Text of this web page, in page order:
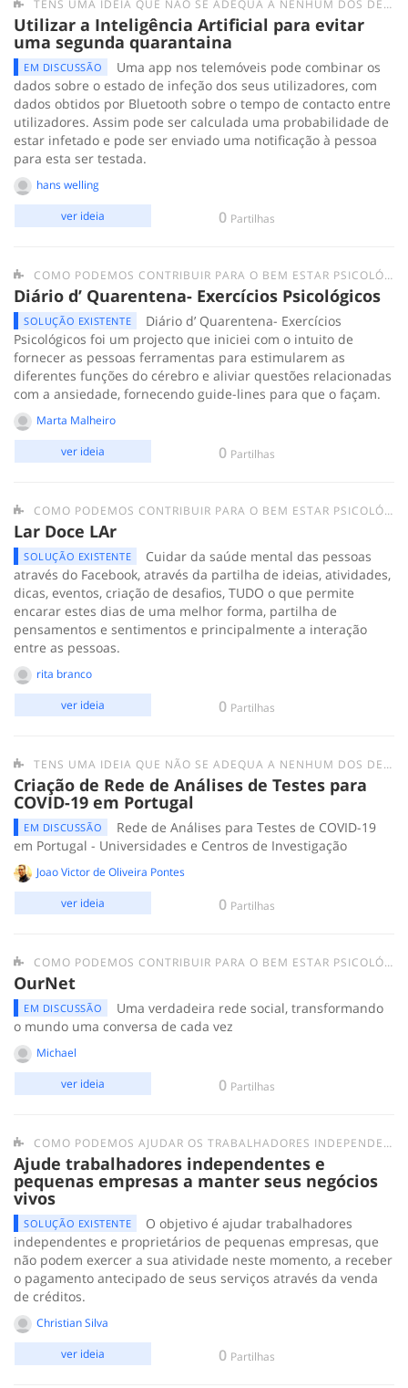
TENS UMA IDEIA QUE NÃO SE ADEQUA A NENHUM DOS DESAFIOS ANTERIORES? SUBMETE-A AQUI.
Utilizar a Inteligência Artificial para evitar
uma segunda quarantaina
EM DISCUSSÃO
Uma app nos telemóveis pode combinar os
dados sobre o estado de infeção dos seus utilizadores, com
dados obtidos por Bluetooth sobre o tempo de contacto entre
utilizadores. Assim pode ser calculada uma probabilidade de
estar infetado e pode ser enviado uma notificação à pessoa
para esta ser testada.
hans welling
0 Partilhas
ver ideia
COMO PODEMOS CONTRIBUIR PARA O BEM ESTAR PSICOLÓGICO DAS PESSOAS EM QUARENTENA?
Diário d’ Quarentena- Exercícios Psicológicos
SOLUÇÃO EXISTENTE
Diário d’ Quarentena- Exercícios
Psicológicos foi um projecto que iniciei com o intuito de
fornecer as pessoas ferramentas para estimularem as
diferentes funções do cérebro e aliviar questões relacionadas
com a ansiedade, fornecendo guide-lines para que o façam.
Marta Malheiro
0 Partilhas
ver ideia
COMO PODEMOS CONTRIBUIR PARA O BEM ESTAR PSICOLÓGICO DAS PESSOAS EM QUARENTENA?
Lar Doce LAr
SOLUÇÃO EXISTENTE
Cuidar da saúde mental das pessoas
através do Facebook, através da partilha de ideias, atividades,
dicas, eventos, criação de desafios, TUDO o que permite
encarar estes dias de uma melhor forma, partilha de
pensamentos e sentimentos e principalmente a interação
entre as pessoas.
rita branco
0 Partilhas
ver ideia
TENS UMA IDEIA QUE NÃO SE ADEQUA A NENHUM DOS DESAFIOS ANTERIORES? SUBMETE-A AQUI.
Criação de Rede de Análises de Testes para
COVID-19 em Portugal
EM DISCUSSÃO
Rede de Análises para Testes de COVID-19
em Portugal - Universidades e Centros de Investigação
Joao Victor de Oliveira Pontes
0 Partilhas
ver ideia
COMO PODEMOS CONTRIBUIR PARA O BEM ESTAR PSICOLÓGICO DAS PESSOAS EM QUARENTENA?
OurNet
EM DISCUSSÃO
Uma verdadeira rede social, transformando
o mundo uma conversa de cada vez
Michael
0 Partilhas
ver ideia
COMO PODEMOS AJUDAR OS TRABALHADORES INDEPENDENTES?
Ajude trabalhadores independentes e
pequenas empresas a manter seus negócios
vivos
SOLUÇÃO EXISTENTE
O objetivo é ajudar trabalhadores
independentes e proprietários de pequenas empresas, que
não podem exercer a sua atividade neste momento, a receber
o pagamento antecipado de seus serviços através da venda
de créditos.
Christian Silva
0 Partilhas
ver ideia